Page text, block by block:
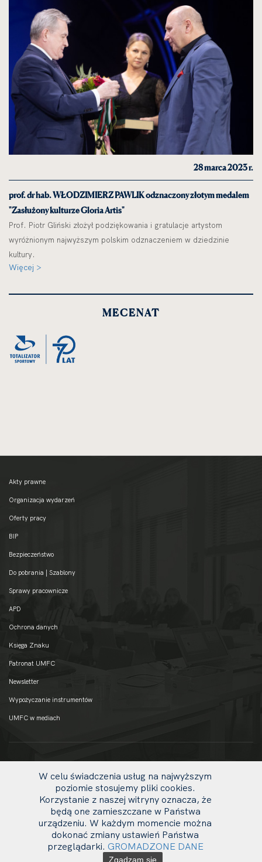
28 marca 2023 r.
prof. dr hab. WŁODZIMIERZ PAWLIK odznaczony złotym medalem
"Zasłużony kulturze Gloria Artis"
Prof. Piotr Gliński złożył podziękowania i gratulacje artystom
wyróżnionym najwyższym polskim odznaczeniem w dziedzinie
kultury.
Więcej >
MECENAT
Akty prawne
Organizacja wydarzeń
Oferty pracy
BIP
Bezpieczeństwo
Do pobrania | Szablony
Sprawy pracownicze
APD
Ochrona danych
Księga Znaku
Patronat UMFC
Newsletter
Wypożyczanie instrumentów
UMFC w mediach
© 2020 UMFC
W celu świadczenia usług na najwyższym
poziomie stosujemy pliki cookies.
Korzystanie z naszej witryny oznacza, że
będą one zamieszczane w Państwa
urządzeniu. W każdym momencie można
dokonać zmiany ustawień Państwa
przeglądarki. GROMADZONE DANE
Zgadzam się